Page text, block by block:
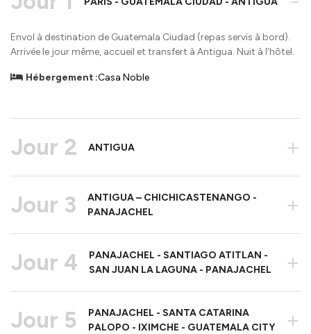
Envol à destination de Guatemala Ciudad (repas servis à bord).
Arrivée le jour même, accueil et transfert à Antigua. Nuit à l’hôtel.
Hébergement :Casa Noble
Jour 2 ANTIGUA +
Jour 3
ANTIGUA – CHICHICASTENANGO -
PANAJACHEL
+
Jour 4
PANAJACHEL - SANTIAGO ATITLAN -
SAN JUAN LA LAGUNA - PANAJACHEL
+
Jour 5
PANAJACHEL - SANTA CATARINA
PALOPO - IXIMCHE - GUATEMALA CITY
+